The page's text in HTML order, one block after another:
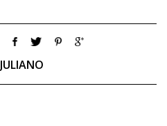
JULIANO